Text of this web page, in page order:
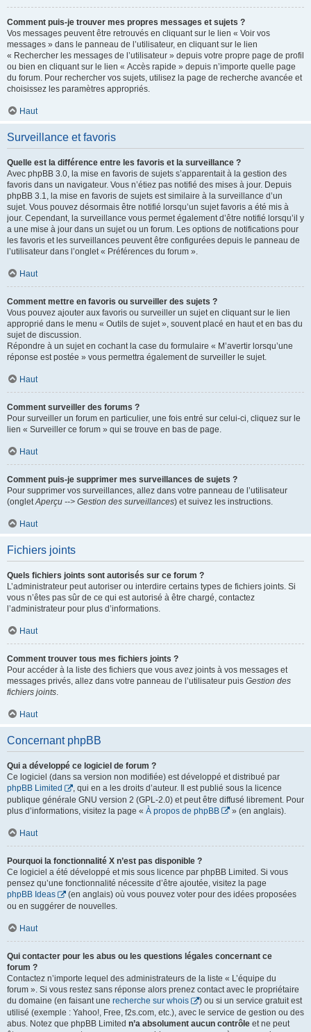
Comment puis-je trouver mes propres messages et sujets ?
Vos messages peuvent être retrouvés en cliquant sur le lien « Voir vos
messages » dans le panneau de l’utilisateur, en cliquant sur le lien
« Rechercher les messages de l’utilisateur » depuis votre propre page de profil
ou bien en cliquant sur le lien « Accès rapide » depuis n’importe quelle page
du forum. Pour rechercher vos sujets, utilisez la page de recherche avancée et
choisissez les paramètres appropriés.
Haut
Surveillance et favoris
Quelle est la différence entre les favoris et la surveillance ?
Avec phpBB 3.0, la mise en favoris de sujets s’apparentait à la gestion des
favoris dans un navigateur. Vous n’étiez pas notifié des mises à jour. Depuis
phpBB 3.1, la mise en favoris de sujets est similaire à la surveillance d’un
sujet. Vous pouvez désormais être notifié lorsqu’un sujet favoris a été mis à
jour. Cependant, la surveillance vous permet également d’être notifié lorsqu’il y
a une mise à jour dans un sujet ou un forum. Les options de notifications pour
les favoris et les surveillances peuvent être configurées depuis le panneau de
l’utilisateur dans l’onglet « Préférences du forum ».
Haut
Comment mettre en favoris ou surveiller des sujets ?
Vous pouvez ajouter aux favoris ou surveiller un sujet en cliquant sur le lien
approprié dans le menu « Outils de sujet », souvent placé en haut et en bas du
sujet de discussion.
Répondre à un sujet en cochant la case du formulaire « M’avertir lorsqu’une
réponse est postée » vous permettra également de surveiller le sujet.
Haut
Comment surveiller des forums ?
Pour surveiller un forum en particulier, une fois entré sur celui-ci, cliquez sur le
lien « Surveiller ce forum » qui se trouve en bas de page.
Haut
Comment puis-je supprimer mes surveillances de sujets ?
Pour supprimer vos surveillances, allez dans votre panneau de l’utilisateur
(ongletAperçu --> Gestion des surveillances) et suivez les instructions.
Haut
Fichiers joints
Quels fichiers joints sont autorisés sur ce forum ?
L’administrateur peut autoriser ou interdire certains types de fichiers joints. Si
vous n’êtes pas sûr de ce qui est autorisé à être chargé, contactez
l’administrateur pour plus d’informations.
Haut
Comment trouver tous mes fichiers joints ?
Pour accéder à la liste des fichiers que vous avez joints à vos messages et
messages privés, allez dans votre panneau de l’utilisateur puis Gestion des
fichiers joints.
Haut
Concernant phpBB
Qui a développé ce logiciel de forum ?
Ce logiciel (dans sa version non modifiée) est développé et distribué par
phpBB Limited
, qui en a les droits d’auteur. Il est publié sous la licence
publique générale GNU version 2 (GPL-2.0) et peut être diffusé librement. Pour
plus d’informations, visitez la page « À propos de phpBB » (en anglais).
Haut
Pourquoi la fonctionnalité X n’est pas disponible ?
Ce logiciel a été développé et mis sous licence par phpBB Limited. Si vous
pensez qu’une fonctionnalité nécessite d’être ajoutée, visitez la page
phpBB Ideas
(en anglais) où vous pouvez voter pour des idées proposées
ou en suggérer de nouvelles.
Haut
Qui contacter pour les abus ou les questions légales concernant ce
forum ?
Contactez n’importe lequel des administrateurs de la liste « L’équipe du
forum ». Si vous restez sans réponse alors prenez contact avec le propriétaire
du domaine (en faisant une recherche sur whois
) ou si un service gratuit est
utilisé (exemple : Yahoo!, Free, f2s.com, etc.), avec le service de gestion ou des
abus. Notez que phpBB Limited n’a absolument aucun contrôle et ne peut